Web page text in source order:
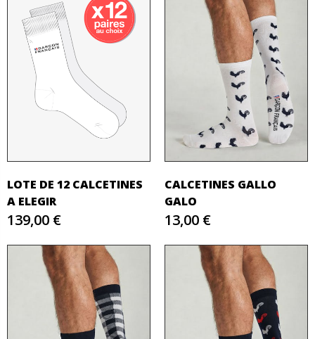
LOTE DE 12 CALCETINES
A ELEGIR
139,00 €
CALCETINES GALLO
GALO
13,00 €